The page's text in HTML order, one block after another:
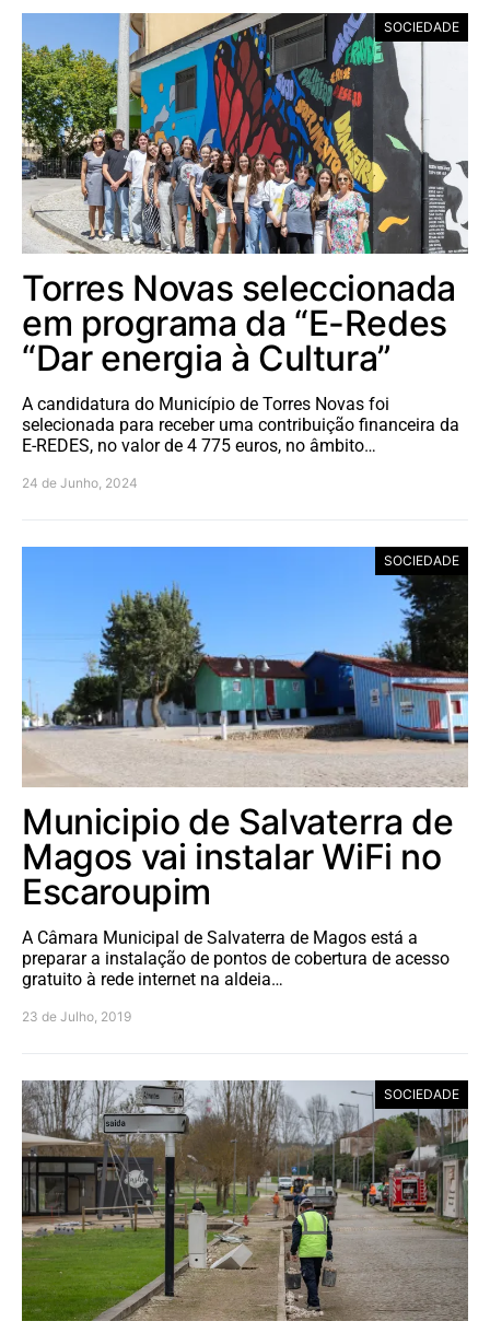
SOCIEDADE
Torres Novas seleccionada
em programa da “E-Redes
“Dar energia à Cultura”
A candidatura do Município de Torres Novas foi
selecionada para receber uma contribuição financeira da
E-REDES, no valor de 4 775 euros, no âmbito…
24 de Junho, 2024
SOCIEDADE
Municipio de Salvaterra de
Magos vai instalar WiFi no
Escaroupim
A Câmara Municipal de Salvaterra de Magos está a
preparar a instalação de pontos de cobertura de acesso
gratuito à rede internet na aldeia…
23 de Julho, 2019
SOCIEDADE